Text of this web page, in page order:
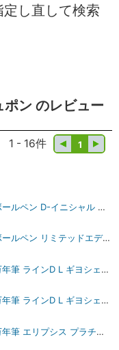
し直して検索
ン のレビュー
1
1 - 16件
クラッカー/ゴールデン 商品レビュー
エディション ファラオ 商品レビュー
ラルドグリーンナチュラルラッカー EF 商品レビュー
ンバーレッドナチュラルラッカー F 商品レビュー
ル ジュエリーデコール M 商品レビュー